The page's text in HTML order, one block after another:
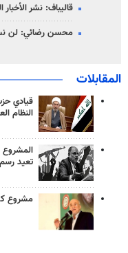
قاليباف: نشر
محسن رضائي: لن
المقابلات
قيادي
النظام
المشروع
تعيد
مشروع